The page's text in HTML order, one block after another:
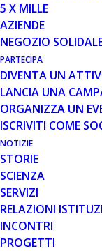
5 X MILLE
AZIENDE
NEGOZIO
PARTECIPA
DIVENTA UN
LANCIA UNA
ORGANIZZA UN
ISCRIVITI COME
NOTIZIE
STORIE
SCIENZA
SERVIZI
RELAZIONI
INCONTRI
PROGETTI
"Il
scena a
Sabato 28
(Prata di
Leggi tutto